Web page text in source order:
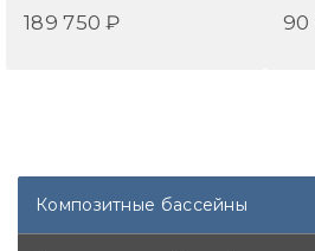
Композитные бассейны
какой эффект будет создавать
покрытия, тем насыщеннее
Доставка рассчитывается
189 750 ₽ 90